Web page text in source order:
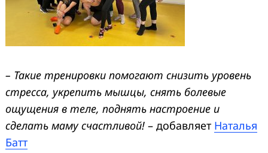
– Такие тренировки помогают снизить уровень
стресса, укрепить мышцы, снять болевые
ощущения в теле, поднять настроение и
сделать маму счастливой! – добавляет Наталья
Батт